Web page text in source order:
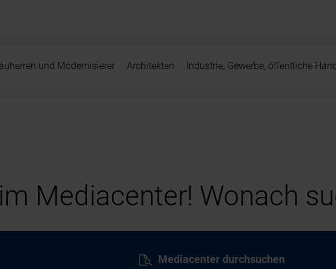
und Modernisierer Architekten Industrie, Gewerbe, öffentliche
Mediacenter! Wonach
Mediacenter durchsuchen